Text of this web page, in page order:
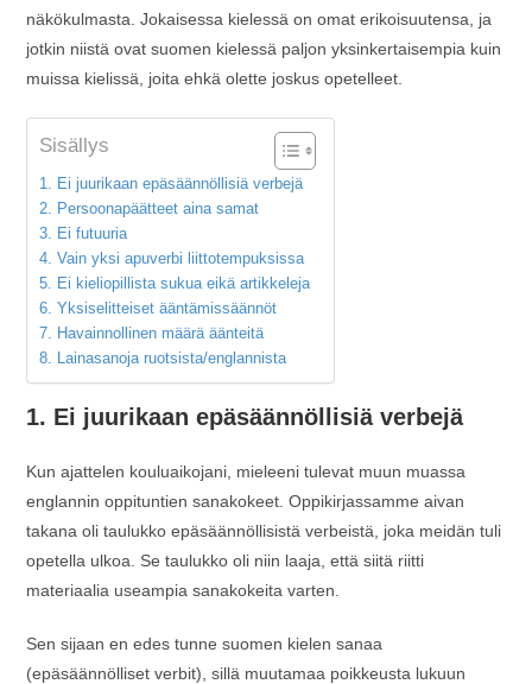
näkökulmasta. Jokaisessa kielessä on omat erikoisuutensa, ja
jotkin niistä ovat suomen kielessä paljon yksinkertaisempia kuin
muissa kielissä, joita ehkä olette joskus opetelleet.
Sisällys
1. Ei juurikaan epäsäännöllisiä verbejä
2. Persoonapäätteet aina samat
3. Ei futuuria
4. Vain yksi apuverbi liittotempuksissa
5. Ei kieliopillista sukua eikä artikkeleja
6. Yksiselitteiset ääntämissäännöt
7. Havainnollinen määrä äänteitä
8. Lainasanoja ruotsista/englannista
1. Ei juurikaan epäsäännöllisiä verbejä
Kun ajattelen kouluaikojani, mieleeni tulevat muun muassa
englannin oppituntien sanakokeet. Oppikirjassamme aivan
takana oli taulukko epäsäännöllisistä verbeistä, joka meidän tuli
opetella ulkoa. Se taulukko oli niin laaja, että siitä riitti
materiaalia useampia sanakokeita varten.
Sen sijaan en edes tunne suomen kielen sanaa
(epäsäännölliset verbit), sillä muutamaa poikkeusta lukuun